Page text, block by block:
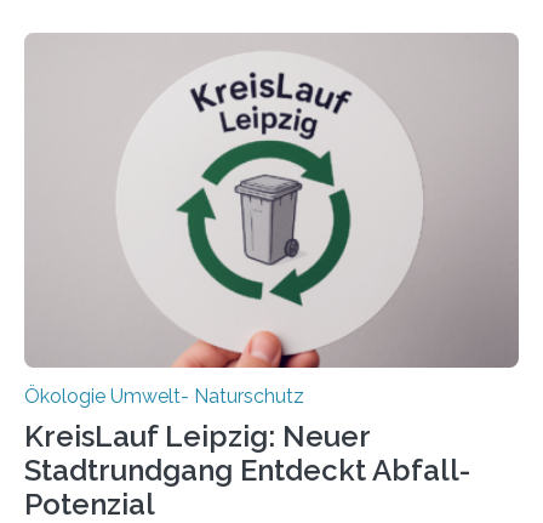
Oldenburg befassen sich insbesondere damit, wie ein
Ökosystem gedeiht – und wie sich dieser Prozess
verlässlich prognostizieren lässt. Grünes Licht für
„DynaCom“: Die Deutsche Forschungsgemeinschaft
(DFG) fördert das Anfang 2019 gestartete
Forschungsprojekt an der Universität Oldenburg für
zwei weitere Jahre mit rund 1,2 Millionen Euro. „Wir
freuen uns sehr über…
Ökologie Umwelt- Naturschutz
KreisLauf Leipzig: Neuer
Stadtrundgang Entdeckt Abfall-
Potenzial